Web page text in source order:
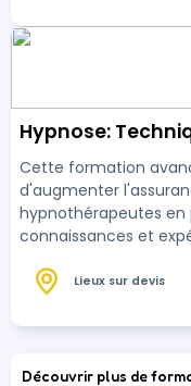
Hypnose:
Cette formation
d'augmenter
hypnothérapeutes
connaissances et
techniques de
Lieux sur devis
Découvrir plus de